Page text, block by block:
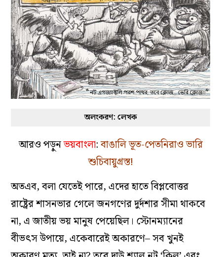
অলংকরণ: লেখক
আরও পড়ুনভয়বাংলা:বাঙালি ভূত-পেতনিরাও ভারি
শুচিবায়ুগ্রস্ত!
অতএব, বলা যেতেই পারে, এদের হাতে বিপ্লবোত্তর
রাষ্ট্রের শাসনভার গেলে জনগণের দুর্দশার সীমা থাকবে
না, এ জাতীয় ভয় মানুষ পেয়েছিল। স্টোনম্যানের
বীভৎস উপায়ে, একেবারেই অকারণে– সব খুনই